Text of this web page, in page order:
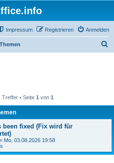
Anmelden
Registrieren
Impressum
Treffer • Seite 1 von 1
been fixed (Fix wird für
Mo, 03.08.2026 19:58